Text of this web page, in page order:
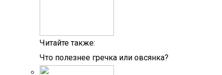
Читайте также:
Что полезнее гречка или овсянка?